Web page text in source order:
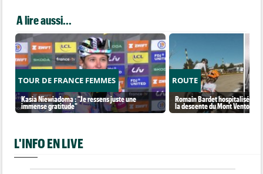
A lire aussi...
TOUR DE FRANCE FEMMES
Kasia Niewiadoma : "Je ressens juste une
immense gratitude"
ROUTE
Romain Bardet hospitalisé
la descente du Mont Ventoux
L'INFO EN LIVE